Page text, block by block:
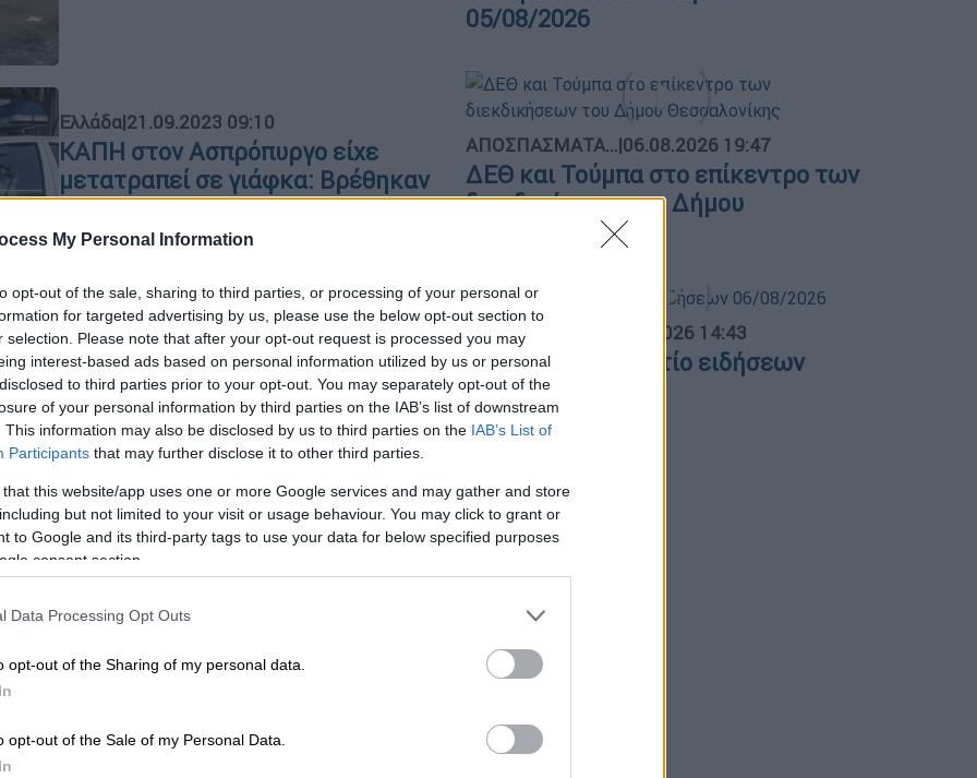
My Personal Information
opt-out of the sale, sharing to third parties, or processing of your personal or
for targeted advertising by us, please use the below opt-out section to
selection. Please note that after your opt-out request is processed you may
interest-based ads based on personal information utilized by us or personal
to third parties prior to your opt-out. You may separately opt-out of the
of your personal information by third parties on the IAB’s list of downstream
This information may also be disclosed by us to third parties on the IAB’s List of
Participants that may further disclose it to other third parties.
that this website/app uses one or more Google services and may gather and store
but not limited to your visit or usage behaviour. You may click to grant or
to Google and its third-party tags to use your data for below specified purposes
consent section.
Data Processing Opt Outs
opt-out of the Sharing of my personal data.
opt-out of the Sale of my Personal Data.
Ελλάδα|21.09.2023 09:10
ΚΑΠΗ στον Ασπρόπυργο είχε
μετατραπεί σε γιάφκα: Βρέθηκαν
53 μολότοφ και 4 εκρηκτικοί
μηχανισμοί
πρωτότυπο σημείο ... στις
εγκαταστάσεις ενός ΚΑΠΗ
Viral|12.03.2023 16:00
Απίστευτο: Μοίραζαν μάσκες,
κρέμες και βιταμίνες εκ μέρους
υποψήφιου βουλευτή έξω από
ΚΑΠΗ
C και D3, μία κρέμα χεριών και δύο
05/08/2026
ΑΠΟΣΠΑΣΜΑΤΑ...|06.08.2026 19:47
ΔΕΘ και Τούμπα στο επίκεντρο των
διεκδικήσεων του Δήμου
Θεσσαλονίκης
Μεσημεριανό... 06.08.2026 14:43
Μεσημεριανό δελτίο ειδήσεων
06/08/2026